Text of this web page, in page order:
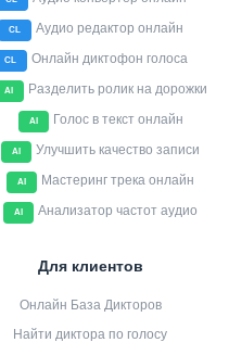
CL Аудио редактор онлайн
CL Онлайн диктофон голоса
AI Разделить ролик на дорожки
AI Голос в текст онлайн
AI Улучшить качество записи
AI Мастеринг трека онлайн
AI Анализатор частот аудио
Для клиентов
Онлайн База Дикторов
Найти диктора по голосу